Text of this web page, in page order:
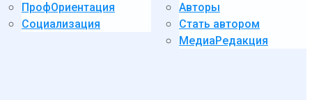
ПрофОриентация
Социализация
Авторы
Стать автором
МедиаРедакция